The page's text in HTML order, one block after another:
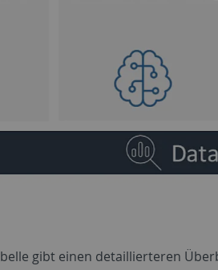
gibt einen detaillierteren